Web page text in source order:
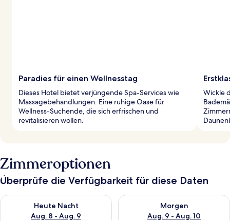
Paradies für einen Wellnesstag
Dieses Hotel bietet verjüngende Spa-Services wie
Massagebehandlungen. Eine ruhige Oase für
Wellness-Suchende, die sich erfrischen und
revitalisieren wollen.
Wickle
Zimmeroptionen
Überprüfe die Verfügbarkeit für diese Daten
Heute Nacht
Aug. 8 - Aug. 9
Überprüfe die Verfügbarkeit für heute Nacht, Aug. 8 - Aug. 9.
Morgen
Aug. 9 - Aug. 10
Überprüfe die Verfügbarkeit